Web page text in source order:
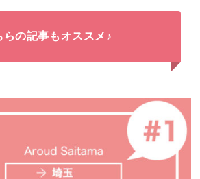
らの記事もオススメ♪